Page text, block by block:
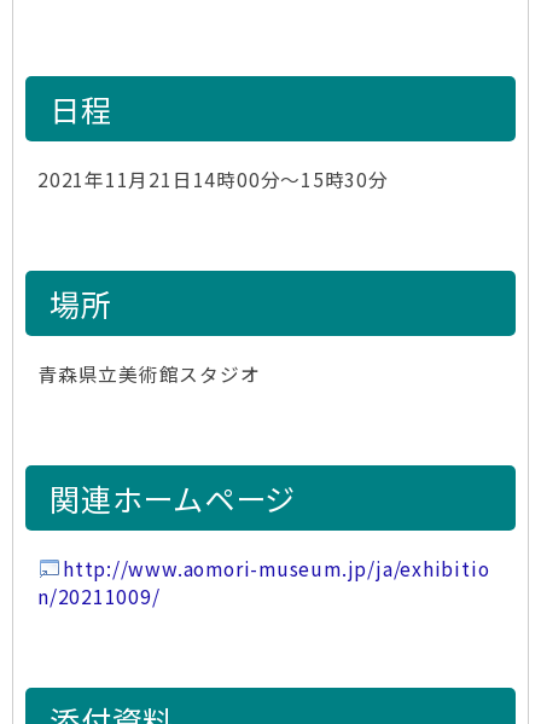
日程
2021年11月21日14時00分～15時30分
場所
青森県立美術館スタジオ
関連ホームページ
http://www.aomori-museum.jp/ja/exhibitio
n/20211009/